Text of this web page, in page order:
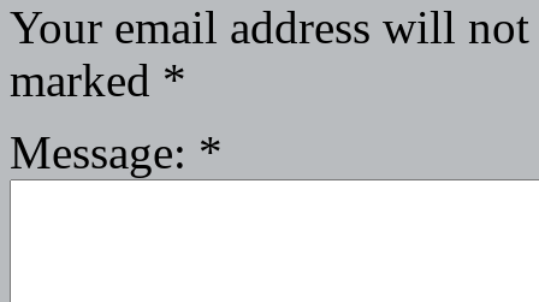
Your email address will
marked *
Message: *